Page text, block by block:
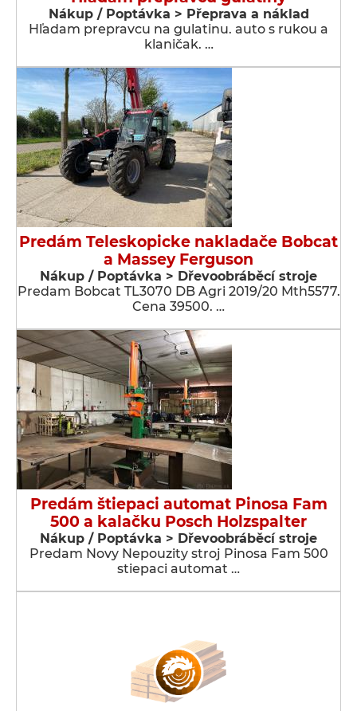
Nákup / Poptávka > Přeprava a náklad
Hľadam prepravcu na gulatinu. auto s rukou a
klaničak. …
Predám Teleskopicke nakladače Bobcat
a Massey Ferguson
Nákup / Poptávka > Dřevoobráběcí stroje
Predam Bobcat TL3070 DB Agri 2019/20 Mth5577.
Cena 39500. …
Predám štiepaci automat Pinosa Fam
500 a kalačku Posch Holzspalter
Nákup / Poptávka > Dřevoobráběcí stroje
Predam Novy Nepouzity stroj Pinosa Fam 500
stiepaci automat …